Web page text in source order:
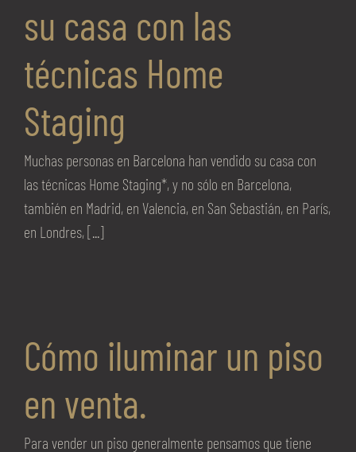
su casa con las
técnicas Home
Staging
Muchas personas en Barcelona han vendido su casa con
las técnicas Home Staging*, y no sólo en Barcelona,
también en Madrid, en Valencia, en San Sebastián, en París,
en Londres, [...]
Cómo iluminar un piso
en venta.
Para vender un piso generalmente pensamos que tiene